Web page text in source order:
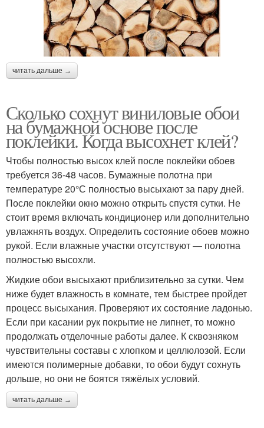
читать дальше →
Сколько сохнут виниловые обои
на бумажной основе после
поклейки. Когда высохнет клей?
Чтобы полностью высох клей после поклейки обоев
требуется 36-48 часов. Бумажные полотна при
температуре 20°С полностью высыхают за пару дней.
После поклейки окно можно открыть спустя сутки. Не
стоит время включать кондиционер или дополнительно
увлажнять воздух. Определить состояние обоев можно
рукой. Если влажные участки отсутствуют — полотна
полностью высохли.
Жидкие обои высыхают приблизительно за сутки. Чем
ниже будет влажность в комнате, тем быстрее пройдет
процесс высыхания. Проверяют их состояние ладонью.
Если при касании рук покрытие не липнет, то можно
продолжать отделочные работы далее. К сквозняком
чувствительны составы с хлопком и целлюлозой. Если
имеются полимерные добавки, то обои будут сохнуть
дольше, но они не боятся тяжёлых условий.
читать дальше →